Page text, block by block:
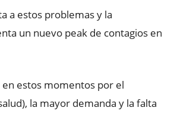
a estos problemas y la
un nuevo peak de contagios en
estos momentos por el
la mayor demanda y la falta